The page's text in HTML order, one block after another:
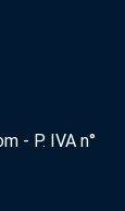
- P. IVA n°